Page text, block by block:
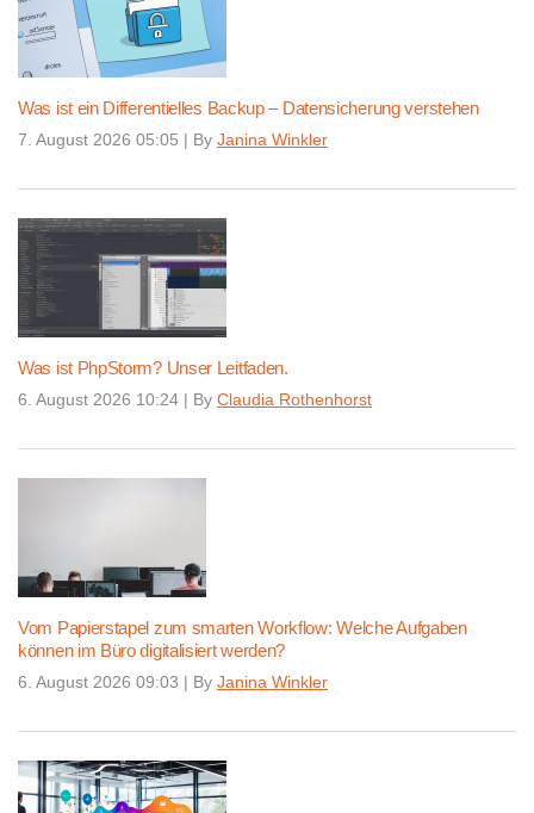
Was ist ein Differentielles Backup – Datensicherung verstehen
7. August 2026 05:05 | By Janina Winkler
Was ist PhpStorm? Unser Leitfaden.
6. August 2026 10:24 | By Claudia Rothenhorst
Vom Papierstapel zum smarten Workflow: Welche Aufgaben
können im Büro digitalisiert werden?
6. August 2026 09:03 | By Janina Winkler